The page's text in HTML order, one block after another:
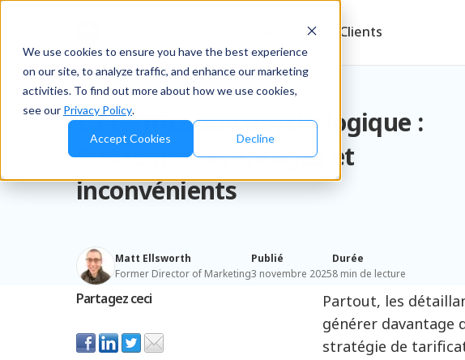
We use cookies to ensure you have the best experience
on our site, to analyze traffic, and enhance our marketing
activities. To find out more about how we use cookies,
see our Privacy Policy.
Accept Cookies Decline
Ressources Clients
Blog/Retailers & D2C
La tarification psychologique :
Stratégies, avantages et
inconvénients
Matt Ellsworth
Former Director of Marketing
Publié
3 novembre 2025
Durée
8 min de lecture
Partagez ceci Partout, les
générer davantage
stratégie de